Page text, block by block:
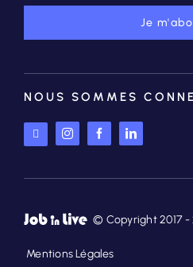
Je
NOUS SOMMES
© Copyright 2017 -
Mentions Légales